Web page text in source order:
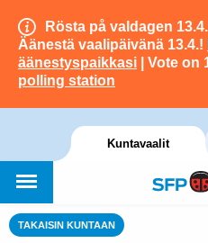
Rösta på valdagen
Äänestä vaalipäivänä 13.4.!
äänestyspaikkasi | Vote on
polling station
Kuntavaalit
TAKAISIN KUNTAAN